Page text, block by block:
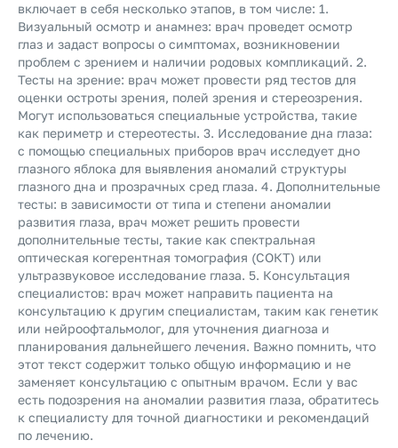
включает в себя несколько этапов, в том числе: 1.
Визуальный осмотр и анамнез: врач проведет осмотр
глаз и задаст вопросы о симптомах, возникновении
проблем с зрением и наличии родовых компликаций. 2.
Тесты на зрение: врач может провести ряд тестов для
оценки остроты зрения, полей зрения и стереозрения.
Могут использоваться специальные устройства, такие
как периметр и стереотесты. 3. Исследование дна глаза:
с помощью специальных приборов врач исследует дно
глазного яблока для выявления аномалий структуры
глазного дна и прозрачных сред глаза. 4. Дополнительные
тесты: в зависимости от типа и степени аномалии
развития глаза, врач может решить провести
дополнительные тесты, такие как спектральная
оптическая когерентная томография (СОКТ) или
ультразвуковое исследование глаза. 5. Консультация
специалистов: врач может направить пациента на
консультацию к другим специалистам, таким как генетик
или нейроофтальмолог, для уточнения диагноза и
планирования дальнейшего лечения. Важно помнить, что
этот текст содержит только общую информацию и не
заменяет консультацию с опытным врачом. Если у вас
есть подозрения на аномалии развития глаза, обратитесь
к специалисту для точной диагностики и рекомендаций
по лечению.